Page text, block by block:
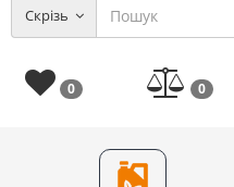
Скрізь
0 0